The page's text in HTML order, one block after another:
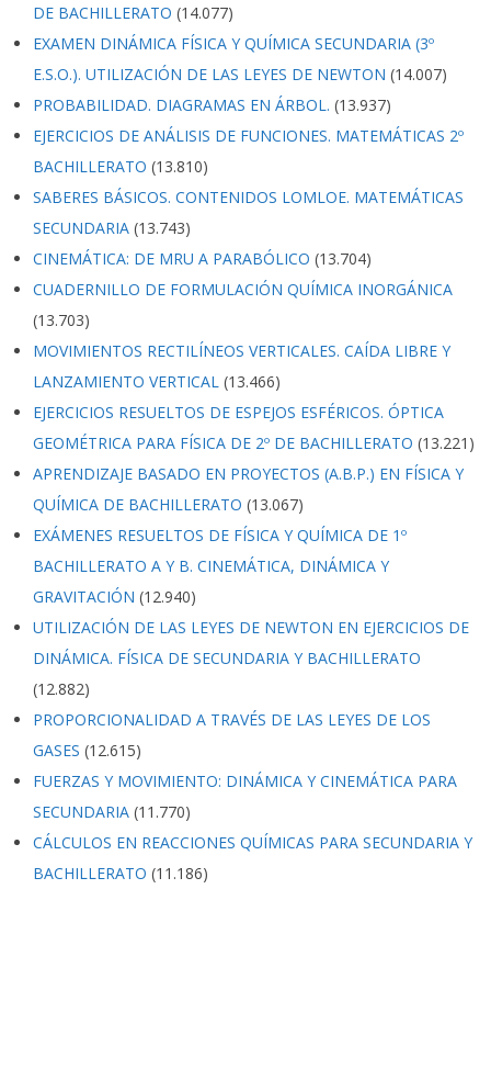
DE BACHILLERATO (14.077)
EXAMEN DINÁMICA FÍSICA Y QUÍMICA SECUNDARIA (3º
E.S.O.). UTILIZACIÓN DE LAS LEYES DE NEWTON (14.007)
PROBABILIDAD. DIAGRAMAS EN ÁRBOL. (13.937)
EJERCICIOS DE ANÁLISIS DE FUNCIONES. MATEMÁTICAS 2º
BACHILLERATO (13.810)
SABERES BÁSICOS. CONTENIDOS LOMLOE. MATEMÁTICAS
SECUNDARIA (13.743)
CINEMÁTICA: DE MRU A PARABÓLICO (13.704)
CUADERNILLO DE FORMULACIÓN QUÍMICA INORGÁNICA
(13.703)
MOVIMIENTOS RECTILÍNEOS VERTICALES. CAÍDA LIBRE Y
LANZAMIENTO VERTICAL (13.466)
EJERCICIOS RESUELTOS DE ESPEJOS ESFÉRICOS. ÓPTICA
GEOMÉTRICA PARA FÍSICA DE 2º DE BACHILLERATO (13.221)
APRENDIZAJE BASADO EN PROYECTOS (A.B.P.) EN FÍSICA Y
QUÍMICA DE BACHILLERATO (13.067)
EXÁMENES RESUELTOS DE FÍSICA Y QUÍMICA DE 1º
BACHILLERATO A Y B. CINEMÁTICA, DINÁMICA Y
GRAVITACIÓN (12.940)
UTILIZACIÓN DE LAS LEYES DE NEWTON EN EJERCICIOS DE
DINÁMICA. FÍSICA DE SECUNDARIA Y BACHILLERATO
(12.882)
PROPORCIONALIDAD A TRAVÉS DE LAS LEYES DE LOS
GASES (12.615)
FUERZAS Y MOVIMIENTO: DINÁMICA Y CINEMÁTICA PARA
SECUNDARIA (11.770)
CÁLCULOS EN REACCIONES QUÍMICAS PARA SECUNDARIA Y
BACHILLERATO (11.186)